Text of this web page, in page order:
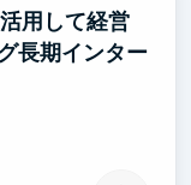
用して経営
長期インター